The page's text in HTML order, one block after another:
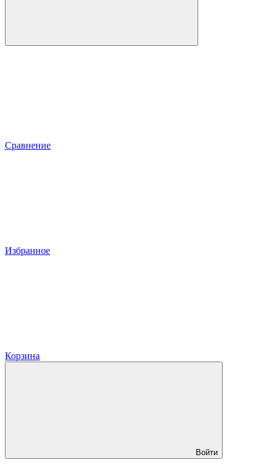
Сравнение
Избранное
Корзина
Войти